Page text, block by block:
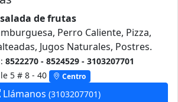
de frutas
Perro Caliente, Pizza,
Jugos Naturales, Postres.
8522270 - 8524529 - 3103207701
5 # 8 - 40
Centro
Llámanos (3103207701)